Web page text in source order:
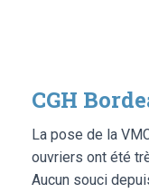
CGH
La pose de la
ouvriers ont été
Aucun souci